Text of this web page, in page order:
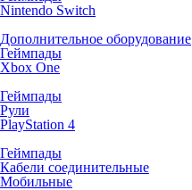
Nintendo Switch
Дополнительное оборудование
Геймпады
Xbox One
Геймпады
Рули
PlayStation 4
Геймпады
Кабели соединительные
Мобильные